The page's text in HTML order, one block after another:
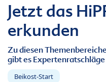
Jetzt das
erkunden
Zu diesen
gibt es Expertenratschläge
Beikost-Start